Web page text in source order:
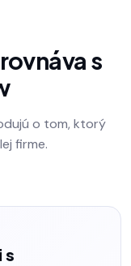
s
o tom, ktorý
firme.
s